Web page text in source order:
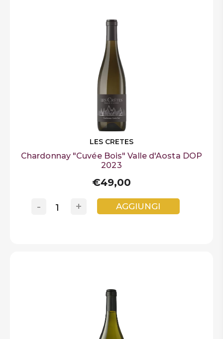
LES CRETES
Chardonnay "Cuvée Bois" Valle d'Aosta DOP
2023
€49,00
+
- AGGIUNGI